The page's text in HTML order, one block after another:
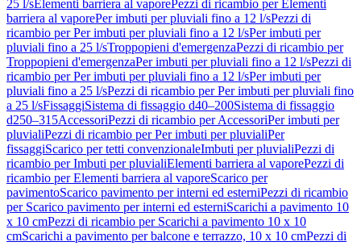
25 l/sElementi barriera al vaporePezzi di ricambio per Elementi
barriera al vaporePer imbuti per pluviali fino a 12 l/sPezzi di
ricambio per Per imbuti per pluviali fino a 12 l/sPer imbuti per
pluviali fino a 25 l/sTroppopieni d'emergenzaPezzi di ricambio per
Troppopieni d'emergenzaPer imbuti per pluviali fino a 12 l/sPezzi di
ricambio per Per imbuti per pluviali fino a 12 l/sPer imbuti per
pluviali fino a 25 l/sPezzi di ricambio per Per imbuti per pluviali fino
a 25 l/sFissaggiSistema di fissaggio d40–200Sistema di fissaggio
d250–315AccessoriPezzi di ricambio per AccessoriPer imbuti per
pluvialiPezzi di ricambio per Per imbuti per pluvialiPer
fissaggiScarico per tetti convenzionaleImbuti per pluvialiPezzi di
ricambio per Imbuti per pluvialiElementi barriera al vaporePezzi di
ricambio per Elementi barriera al vaporeScarico per
pavimentoScarico pavimento per interni ed esterniPezzi di ricambio
per Scarico pavimento per interni ed esterniScarichi a pavimento 10
x 10 cmPezzi di ricambio per Scarichi a pavimento 10 x 10
cmScarichi a pavimento per balcone e terrazzo, 10 x 10 cmPezzi di